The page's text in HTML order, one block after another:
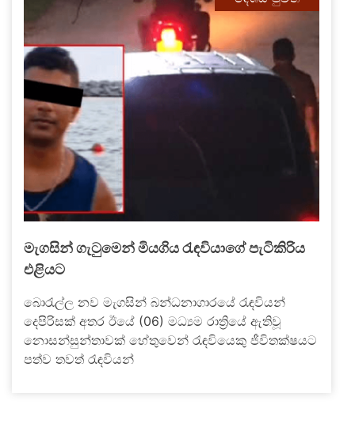
මැගසින් ගැටුමෙන් මියගිය රැඳවියාගේ පැටිකිරිය
එළියට
බොරැල්ල නව මැගසින් බන්ධනාගාරයේ රැඳවියන්
දෙපිරිසක් අතර ඊයේ (06) මධ්‍යම රාත්‍රියේ ඇතිවූ
නොසන්සුන්තාවක් හේතුවෙන් රැඳවියෙකු ජීවිතක්ෂයට
පත්ව තවත් රැඳවියන්